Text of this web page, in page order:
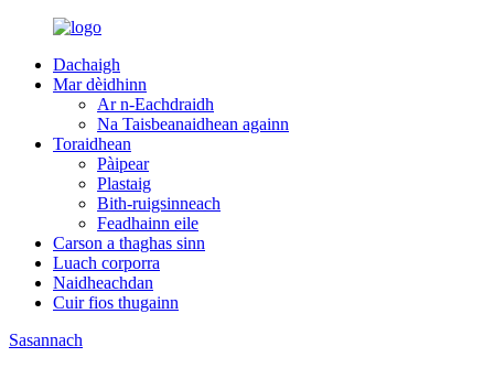
Dachaigh
Mar dèidhinn
Ar n-Eachdraidh
Na Taisbeanaidhean againn
Toraidhean
Pàipear
Plastaig
Bith-ruigsinneach
Feadhainn eile
Carson a thaghas sinn
Luach corporra
Naidheachdan
Cuir fios thugainn
Sasannach